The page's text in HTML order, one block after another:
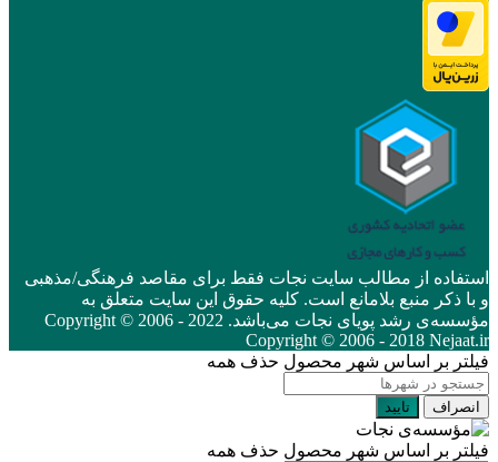
استفاده از مطالب سایت نجات فقط برای مقاصد فرهنگی/مذهبی
و با ذکر منبع بلامانع است. کلیه حقوق این سایت متعلق به
مؤسسه‌ی رشد پویای نجات می‌باشد. Copyright © 2006 - 2022
Copyright © 2006 - 2018 Nejaat.ir
فیلتر بر اساس شهر محصول حذف همه
انصراف تایید
فیلتر بر اساس شهر محصول حذف همه